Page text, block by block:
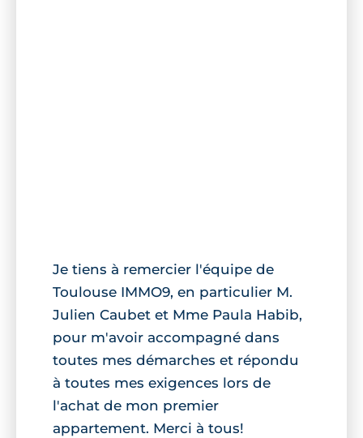
Je tiens à remercier l'équipe de
Toulouse IMMO9, en particulier M.
Julien Caubet et Mme Paula Habib,
pour m'avoir accompagné dans
toutes mes démarches et répondu
à toutes mes exigences lors de
l'achat de mon premier
appartement. Merci à tous!